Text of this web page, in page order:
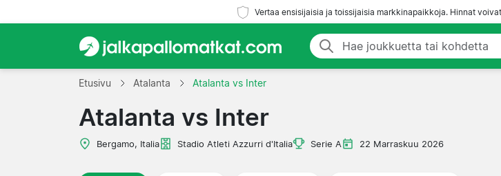
Vertaa ensisijaisia ja toissijaisia markkinapaikkoja. Hinnat
Etusivu Atalanta Atalanta vs Inter
Atalanta vs Inter
Bergamo, Italia Stadio Atleti Azzurri d'Italia Serie A 22 Marraskuu 2026